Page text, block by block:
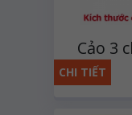
Cảo 3
CHI TIẾT